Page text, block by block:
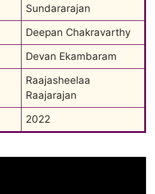
Sundararajan
Deepan Chakravarthy
Devan Ekambaram
Raajasheelaa
Raajarajan
2022